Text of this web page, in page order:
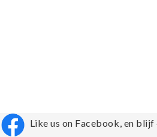
Like us on Facebook, en